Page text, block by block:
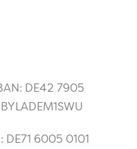
DE42 7905
6005 0101